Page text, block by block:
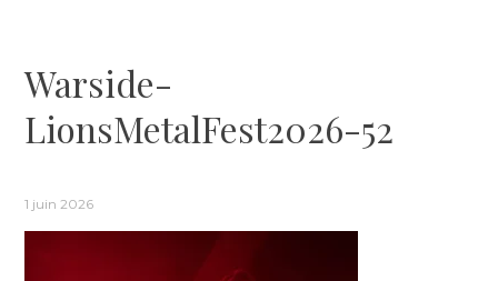
Warside-
LionsMetalFest2026-52
1 juin 2026